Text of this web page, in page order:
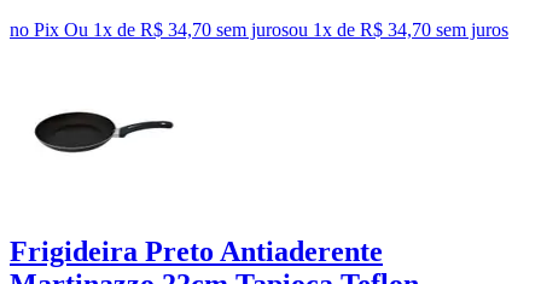
no Pix Ou 1x de R$ 34,70 sem jurosou 1x de R$ 34,70 sem juros
Frigideira Preto Antiaderente